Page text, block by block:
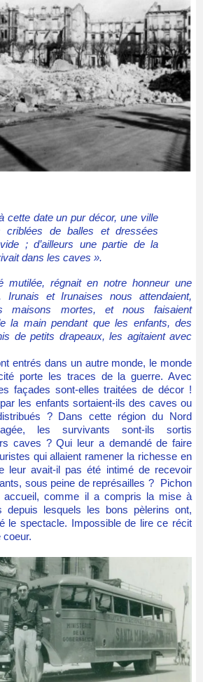
criblées de balles et dressées
; d’ailleurs une partie de la
dans les caves ».
mutilée, régnait en notre honneur une
Irunais et Irunaises nous attendaient,
maisons mortes, et nous faisaient
la main pendant que les enfants, des
de petits drapeaux, les agitaient avec
entrés dans un autre monde, le monde
porte les traces de la guerre. Avec
façades sont-elles traitées de décor !
les enfants sortaient-ils des caves ou
? Dans cette région du Nord
les survivants sont-ils sortis
caves ? Qui leur a demandé de faire
qui allaient ramener la richesse en
leur avait-il pas été intimé de recevoir
sous peine de représailles ? Pichon
accueil, comme il a compris la mise à
depuis lesquels les bons pèlerins ont,
le spectacle. Impossible de lire ce récit